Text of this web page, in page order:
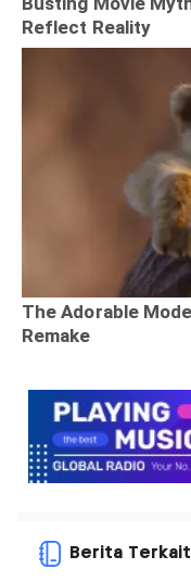
Berita Terkait